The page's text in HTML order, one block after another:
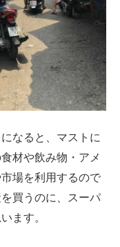
なると、マストに
材や飲み物・アメ
場を利用するので
買うのに、スーパ
ます。